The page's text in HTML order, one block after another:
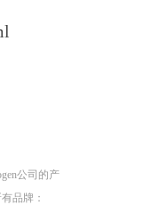
公司的产
品牌：